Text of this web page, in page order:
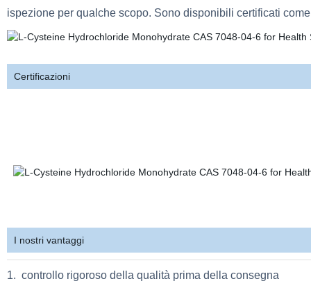
ispezione per qualche scopo. Sono disponibili certificati
Certificazioni
I nostri vantaggi
1. controllo rigoroso della qualità prima della consegna